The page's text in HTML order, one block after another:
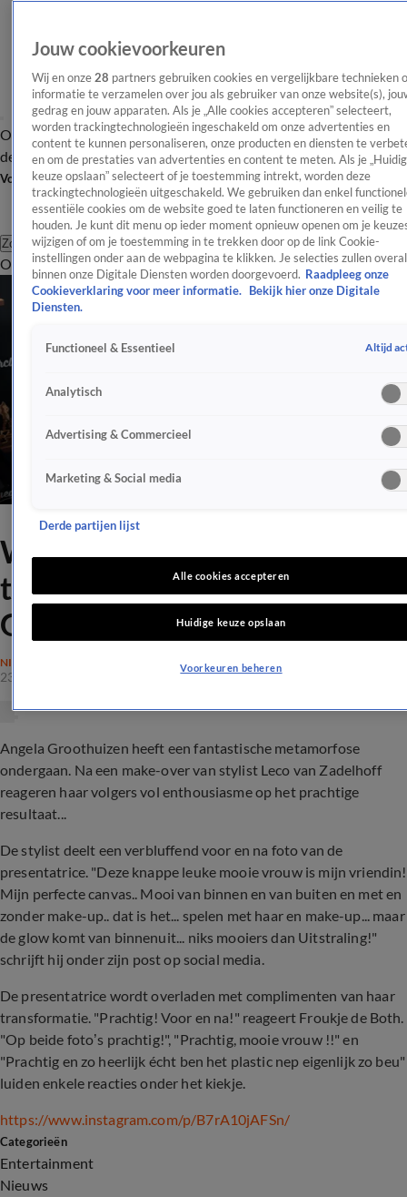
OverzichtAfleveringen Entertainment TV Algemeen
Tip
de redactieNieuwsbrief
Volg Shownieuws
Zoeken
OverzichtEntertainmentSpraakmakendRealityCrimeVideo's
WAUW! Bizarre
transformatie voor Angela
Groothuizen
NIEUWS
23 jan 2020, 20:47
Angela Groothuizen heeft een fantastische metamorfose
ondergaan. Na een make-over van stylist Leco van Zadelhoff
reageren haar volgers vol enthousiasme op het prachtige
resultaat...
De stylist deelt een verbluffend voor en na foto van de
presentatrice. "Deze knappe leuke mooie vrouw is mijn vriendin!
Mijn perfecte canvas.. Mooi van binnen en van buiten en met en
zonder make-up.. dat is het... spelen met haar en make-up... maar
de glow komt van binnenuit... niks mooiers dan Uitstraling!"
schrijft hij onder zijn post op social media.
De presentatrice wordt overladen met complimenten van haar
transformatie. "Prachtig! Voor en na!" reageert Froukje de Both.
"Op beide foto’s prachtig!", "Prachtig, mooie vrouw !!" en
"Prachtig en zo heerlijk écht ben het plastic nep eigenlijk zo beu"
luiden enkele reacties onder het kiekje.
https://www.instagram.com/p/B7rA10jAFSn/
Categorieën
Entertainment
Nieuws
Jouw cookievoorkeuren
Wij en onze 28 partners gebruiken cookies en vergelijkbare technieken
informatie te verzamelen over jou als gebruiker van onze website(s),
gedrag en jouw apparaten. Als je „Alle cookies accepteren” selecteert,
worden trackingtechnologieën ingeschakeld om onze advertenties en
content te kunnen personaliseren, onze producten en diensten te
en om de prestaties van advertenties en content te meten. Als je
keuze opslaan” selecteert of je toestemming intrekt, worden deze
trackingtechnologieën uitgeschakeld. We gebruiken dan enkel
essentiële cookies om de website goed te laten functioneren en veilig te
houden. Je kunt dit menu op ieder moment opnieuw openen om je
wijzigen of om je toestemming in te trekken door op de link Cookie-
instellingen onder aan de webpagina te klikken. Je selecties zullen overal
binnen onze Digitale Diensten worden doorgevoerd. Raadpleeg onze
Cookieverklaring voor meer informatie.
Bekijk hier onze Digitale
Diensten.
Functioneel & Essentieel Altijd
Analytisch
Advertising & Commercieel
Marketing & Social media
Derde partijen lijst
Alle cookies accepteren
Huidige keuze opslaan
Voorkeuren beheren